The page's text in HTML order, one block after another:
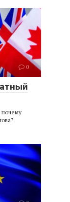
0
почему